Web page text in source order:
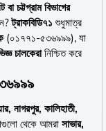
চট্টগ্রাম বিভাগের
ট্রাকবিডি৭১ শুধুমাত্র
(০১৭৭১-৫৩৬৯৯৯), যা
চালকেরানিশ্চিত করে
নাগরপুর, কালিহাতী,
থেকে আমরা সাভার,